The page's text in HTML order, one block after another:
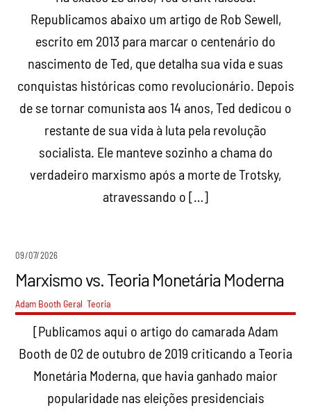
Republicamos abaixo um artigo de Rob Sewell,
escrito em 2013 para marcar o centenário do
nascimento de Ted, que detalha sua vida e suas
conquistas históricas como revolucionário. Depois
de se tornar comunista aos 14 anos, Ted dedicou o
restante de sua vida à luta pela revolução
socialista. Ele manteve sozinho a chama do
verdadeiro marxismo após a morte de Trotsky,
atravessando o […]
09/07/2026
Marxismo vs. Teoria Monetária Moderna
Adam Booth Geral ,Teoria
[Publicamos aqui o artigo do camarada Adam
Booth de 02 de outubro de 2019 criticando a Teoria
Monetária Moderna, que havia ganhado maior
popularidade nas eleições presidenciais